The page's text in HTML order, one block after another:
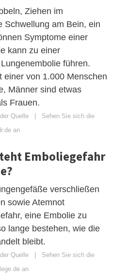
Ziehen im
Schwellung am Bein, ein
Symptome einer
kann zu einer
führen.
einer von 1.000 Menschen
Männer sind etwas
Frauen.
Quelle | Sehen Sie sich die
an
Emboliegefahr
verschließen
sowie Atemnot
eine Embolie zu
lange bestehen, wie die
bleibt.
Quelle | Sehen Sie sich die
an